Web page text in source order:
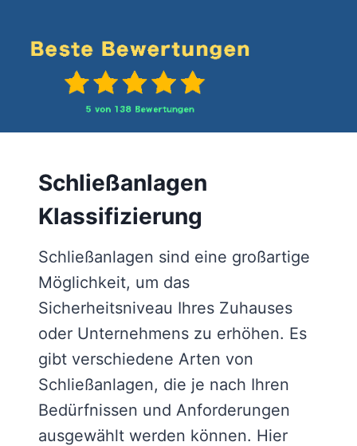
Schließanlagen
Klassifizierung
Schließanlagen sind eine großartige
Möglichkeit, um das
Sicherheitsniveau Ihres Zuhauses
oder Unternehmens zu erhöhen. Es
gibt verschiedene Arten von
Schließanlagen, die je nach Ihren
Bedürfnissen und Anforderungen
ausgewählt werden können. Hier